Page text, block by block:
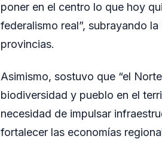
poner en el centro lo que hoy
federalismo real”, subrayando
provincias.
Asimismo, sostuvo que “el
biodiversidad y pueblo en el
necesidad de impulsar
fortalecer las economías